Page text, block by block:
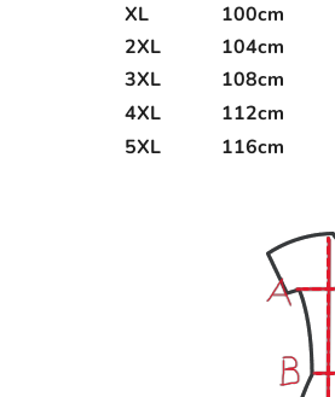
XL
100cm
2XL
104cm
3XL
108cm
4XL
112cm
5XL
116cm